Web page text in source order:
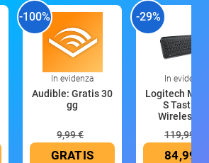
-100%
In evidenza
Audible: Gratis 30
gg
9,99 €
GRATIS
-29%
In evidenza
Logitech MX
S Tastiera
Wireless
119,99 €
84,99 €